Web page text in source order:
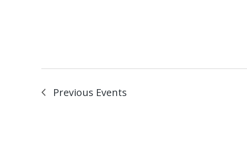
Previous Events